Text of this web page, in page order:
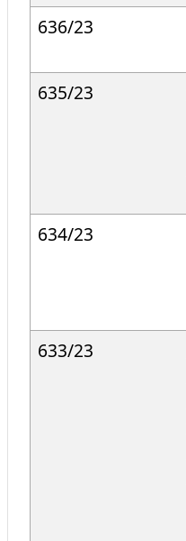
636/23
635/23
634/23
633/23